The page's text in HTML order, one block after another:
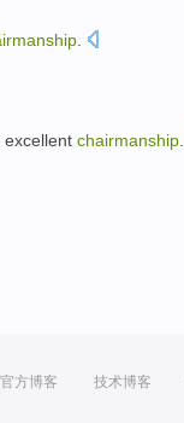
excellent chairmanship
官方博客 技术博客